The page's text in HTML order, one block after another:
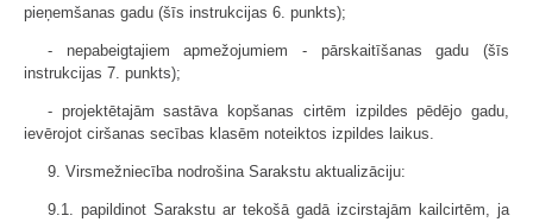
pieņemšanas gadu (šīs instrukcijas 6. punkts);
- nepabeigtajiem apmežojumiem - pārskaitīšanas gadu (šīs
instrukcijas 7. punkts);
- projektētajām sastāva kopšanas cirtēm izpildes pēdējo gadu,
ievērojot ciršanas secības klasēm noteiktos izpildes laikus.
9. Virsmežniecība nodrošina Sarakstu aktualizāciju:
9.1. papildinot Sarakstu ar tekošā gadā izcirstajām kailcirtēm, ja